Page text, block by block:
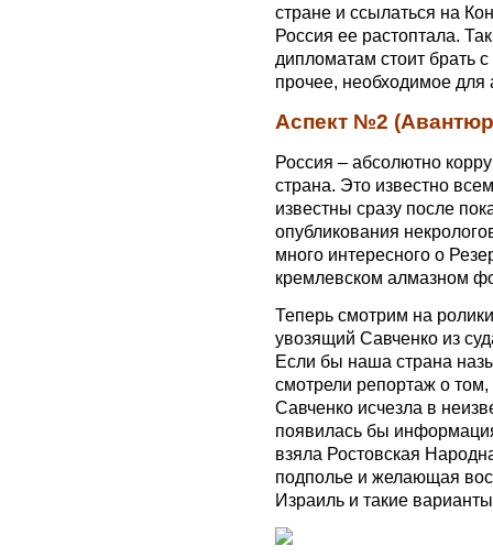
стране и ссылаться на
Россия ее растоптала.
дипломатам стоит брать
прочее, необходимое для
Аспект №2
Россия – абсолютно
страна. Это известно
известны сразу после
опубликования
много интересного о
кремлевском алмазном
Теперь смотрим на
увозящий Савченко из
Если бы наша страна
смотрели репортаж о том,
Савченко исчезла в
появилась бы
взяла Ростовская
подполье и желающая
Израиль и такие